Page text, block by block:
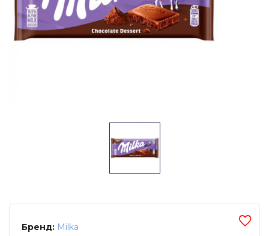
Бренд: Milka